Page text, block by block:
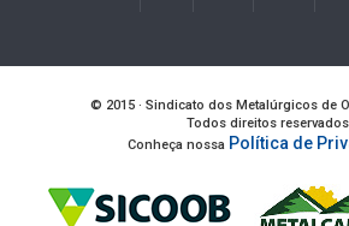
© 2015 · Sindicato dos Metalúrgicos de
Todos direitos
Conheça nossa Política de